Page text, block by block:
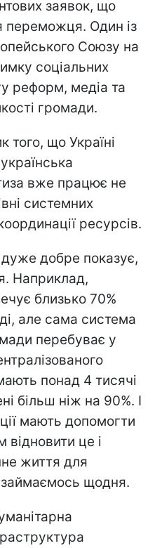
заявок, що
переможця. Один із
Союзу на
соціальних
реформ, медіа та
громади.
того, що Україні
вже працює не
системних
ресурсів.
добре показує,
Наприклад,
близько 70%
але сама система
перебуває у
понад 4 тисячі
більш ніж на 90%. І
мають допомогти
це і
життя для
щодня.